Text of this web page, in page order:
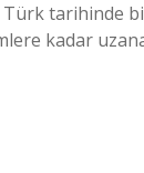
tarihinde
kadar